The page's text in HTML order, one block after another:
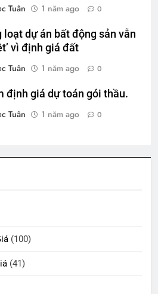
Tuân 1 năm ago 0
loạt dự án bất động sản vẫn
vì định giá đất
Tuân
1 năm ago 0
định giá dự toán gói thầu.
Tuân
1 năm ago 0
(100)
(41)